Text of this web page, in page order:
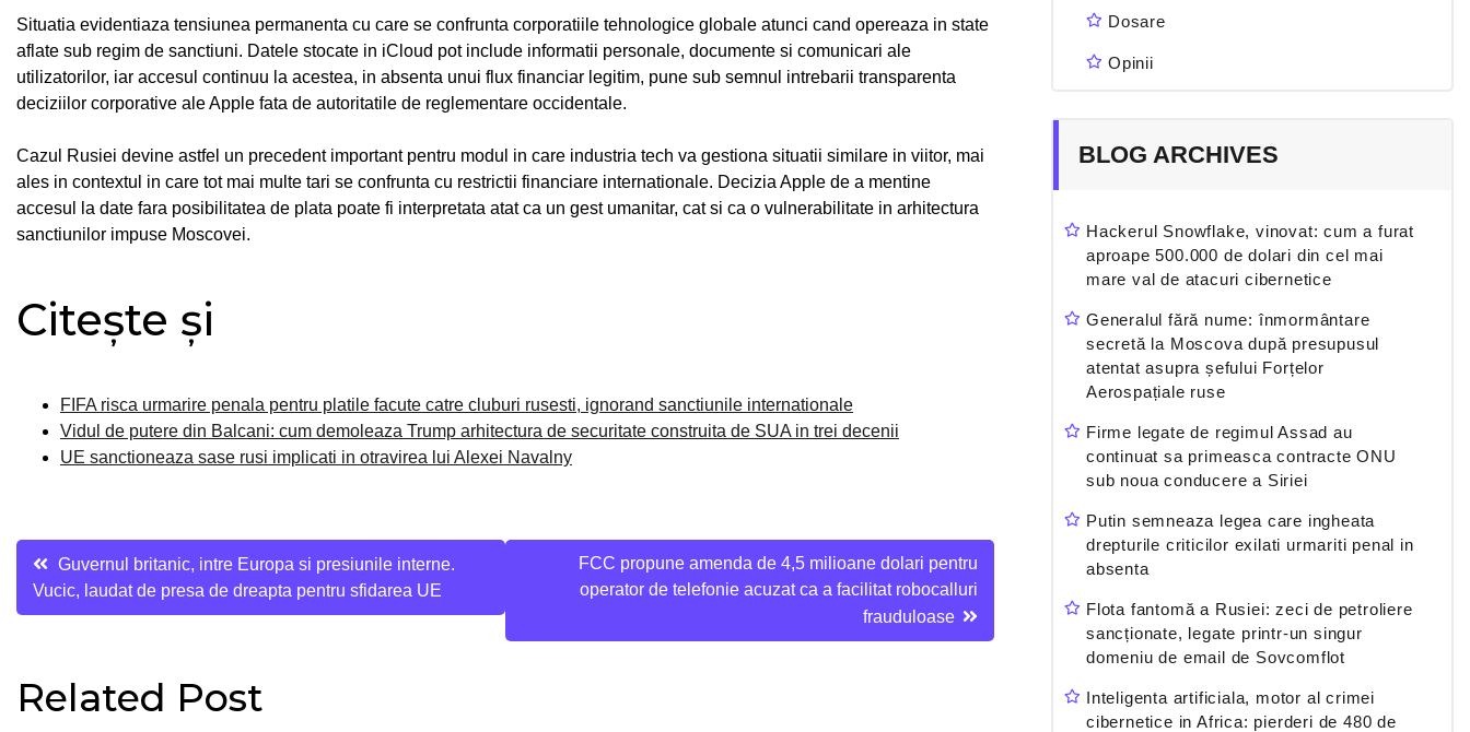
Situatia evidentiaza tensiunea permanenta cu care se confrunta corporatiile tehnologice globale atunci cand opereaza in state
aflate sub regim de sanctiuni. Datele stocate in iCloud pot include informatii personale, documente si comunicari ale
utilizatorilor, iar accesul continuu la acestea, in absenta unui flux financiar legitim, pune sub semnul intrebarii transparenta
deciziilor corporative ale Apple fata de autoritatile de reglementare occidentale.
Cazul Rusiei devine astfel un precedent important pentru modul in care industria tech va gestiona situatii similare in viitor, mai
ales in contextul in care tot mai multe tari se confrunta cu restrictii financiare internationale. Decizia Apple de a mentine
accesul la date fara posibilitatea de plata poate fi interpretata atat ca un gest umanitar, cat si ca o vulnerabilitate in arhitectura
sanctiunilor impuse Moscovei.
Citește și
FIFA risca urmarire penala pentru platile facute catre cluburi rusesti, ignorand sanctiunile internationale
Vidul de putere din Balcani: cum demoleaza Trump arhitectura de securitate construita de SUA in trei decenii
UE sanctioneaza sase rusi implicati in otravirea lui Alexei Navalny
Navigare
în
articole
Guvernul britanic, intre Europa si presiunile interne.
Vucic, laudat de presa de dreapta pentru sfidarea UE
FCC propune amenda de 4,5 milioane dolari pentru
operator de telefonie acuzat ca a facilitat robocalluri
frauduloase
Related Post
Dosare
Opinii
BLOG ARCHIVES
Hackerul Snowflake, vinovat: cum a furat
aproape 500.000 de dolari din cel mai
mare val de atacuri cibernetice
Generalul fără nume: înmormântare
secretă la Moscova după presupusul
atentat asupra șefului Forțelor
Aerospațiale ruse
Firme legate de regimul Assad au
continuat sa primeasca contracte ONU
sub noua conducere a Siriei
Putin semneaza legea care ingheata
drepturile criticilor exilati urmariti penal in
absenta
Flota fantomă a Rusiei: zeci de petroliere
sancționate, legate printr-un singur
domeniu de email de Sovcomflot
Inteligenta artificiala, motor al crimei
cibernetice in Africa: pierderi de 480 de